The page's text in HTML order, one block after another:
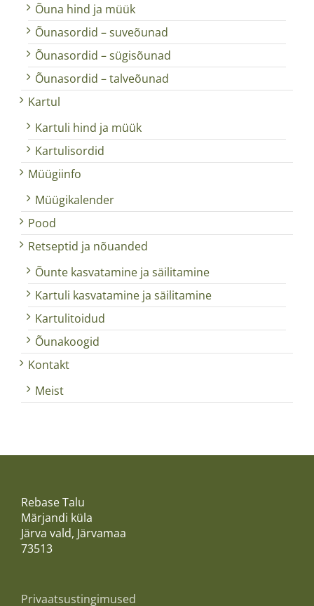
Õuna hind ja müük
Õunasordid – suveõunad
Õunasordid – sügisõunad
Õunasordid – talveõunad
Kartul
Kartuli hind ja müük
Kartulisordid
Müügiinfo
Müügikalender
Pood
Retseptid ja nõuanded
Õunte kasvatamine ja säilitamine
Kartuli kasvatamine ja säilitamine
Kartulitoidud
Õunakoogid
Kontakt
Meist
Rebase Talu
Märjandi küla
Järva vald, Järvamaa
73513
Privaatsustingimused